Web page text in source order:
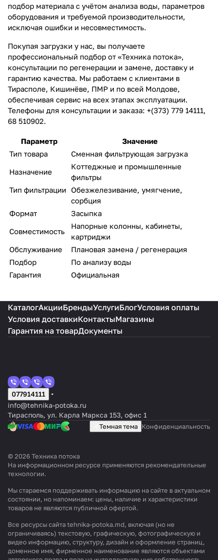
подбор материала с учётом анализа воды, параметров
оборудования и требуемой производительности,
исключая ошибки и несовместимость.
Покупая загрузки у нас, вы получаете
профессиональный подбор от «Техника потока»,
консультации по регенерации и замене, доставку и
гарантию качества. Мы работаем с клиентами в
Тирасполе, Кишинёве, ПМР и по всей Молдове,
обеспечивая сервис на всех этапах эксплуатации.
Телефоны для консультации и заказа: +(373) 779 14111,
68 510902.
Параметр
Значение
Тип товара
Сменная фильтрующая загрузка
Назначение
Коттеджные и промышленные
фильтры
Тип фильтрации
Обезжелезивание, умягчение,
сорбция
Формат
Засыпка
Совместимость
Напорные колонны, кабинеты,
картриджи
Обслуживание
Плановая замена / регенерация
Подбор
По анализу воды
Гарантия
Официальная
КаталогАкцииБрендыУслугиБлогУсловия оплаты
Условия доставкиКонтактыМагазины
Гарантия на товарДокументы
077914111
info@tehnika-potoka.ru
Тирасполь, ул. Карла Маркса 153, офис 1
Темная тема Конфиденциальность
© 2026 Техника потока
На информационном ресурсе применяются рекомендательные
технологии.
Мы стараемся поддерживать информацию на сайте в актуальном
состоянии, но напоминаем: цены, наличие и характеристики
товаров не являются публичной офертой.
Все ресурсы сайта tehnika-potoka.md, включая (но не
ограничиваясь) текстовую, графическую, фотографическую и
видео информацию, структуру, дизайн и оформление страниц,
доменное имя, фирменное наименование являются объектами